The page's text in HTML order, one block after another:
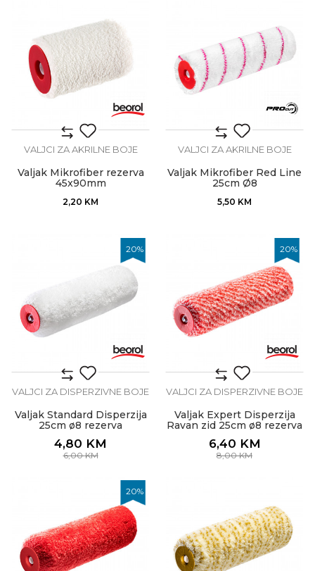
VALJCI ZA AKRILNE BOJE
Valjak Mikrofiber rezerva
45x90mm
2,20 KM
VALJCI ZA AKRILNE BOJE
Valjak Mikrofiber Red Line
25cm Ø8
5,50 KM
20%
VALJCI ZA DISPERZIVNE BOJE
Valjak Standard Disperzija
25cm ø8 rezerva
4,80 KM
6,00KM
20%
VALJCI ZA DISPERZIVNE BOJE
Valjak Expert Disperzija
Ravan zid 25cm ø8 rezerva
6,40 KM
8,00KM
20%